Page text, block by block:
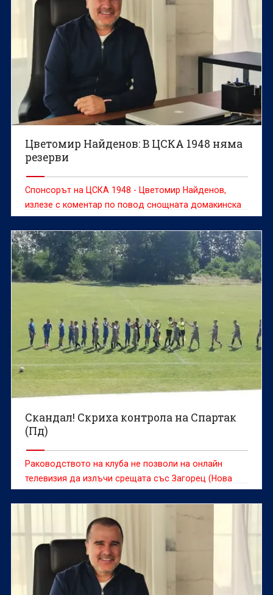
Цветомир Найденов: В ЦСКА 1948 няма
резерви
Спонсорът на ЦСКА 1948 - Цветомир Найденов,
излезе с коментар по повод снощната домакинска
победа с 2:1 над Ботев (Враца).
Скандал! Скриха контрола на Спартак
(Пд)
Раководството на клуба не позволи на онлайн
телевизия да излъчи срещата със Загорец (Нова
Загора)